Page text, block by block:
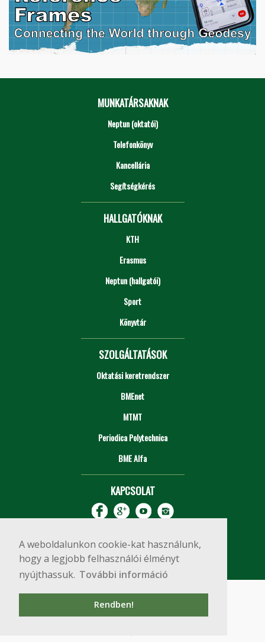
A weboldalunkon cookie-kat használunk,
hogy a legjobb felhasználói élményt
nyújthassuk. További információ
Rendben!
MUNKATÁRSAKNAK
Neptun (oktatói)
Telefonkönyv
Kancellária
Segítségkérés
HALLGATÓKNAK
KTH
Erasmus
Neptun (hallgatói)
Sport
Könyvtár
SZOLGÁLTATÁSOK
Oktatási keretrendszer
BMEnet
MTMT
Periodica Polytechnica
BME Alfa
KAPCSOLAT
Copyright © 2020 BME Építőmérnöki Kar
1111 Budapest, Műegyetem rkp. 3.